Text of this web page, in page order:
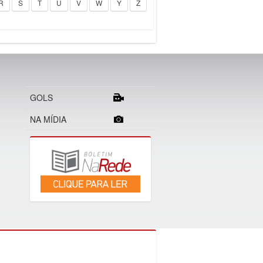
S T U V W Y Z
GOLS
NA MÍDIA